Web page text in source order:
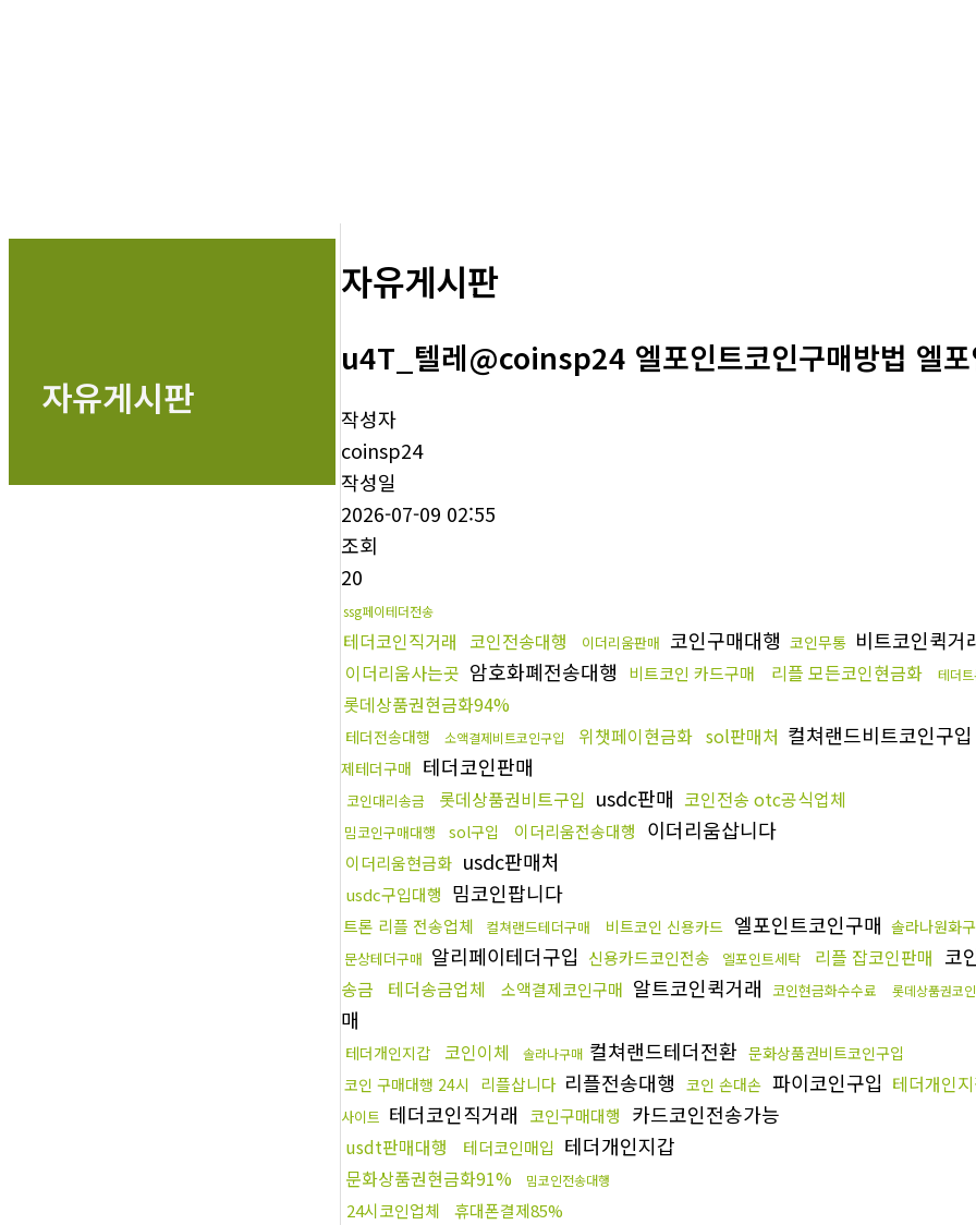
자유게시판
자유게시판
u4T_텔레@coinsp24 엘포인트코인구매방법 엘
작성자
coinsp24
작성일
2026-07-09 02:55
조회
20
ssg페이테더전송
테더코인직거래 코인전송대행 이더리움판매 코인구매대행 코인무통 비트코인퀵거
이더리움사는곳 암호화폐전송대행 비트코인 카드구매 리플 모든코인현금화 테더
롯데상품권현금화94%
테더전송대행 소액결제비트코인구입 위챗페이현금화 sol판매처 컬쳐랜드비트코인구입
제테더구매 테더코인판매
코인대리송금 롯데상품권비트구입 usdc판매 코인전송 otc공식업체
밈코인구매대행 sol구입 이더리움전송대행 이더리움삽니다
이더리움현금화 usdc판매처
usdc구입대행 밈코인팝니다
트론 리플 전송업체 컬쳐랜드테더구매 비트코인 신용카드 엘포인트코인구매 솔라나원화
문상테더구매 알리페이테더구입 신용카드코인전송 엘포인트세탁 리플 잡코인판매 코
송금
테더송금업체 소액결제코인구매 알트코인퀵거래 코인현금화수수료 롯데상품권코
매
테더개인지갑 코인이체 솔라나구매 컬쳐랜드테더전환 문화상품권비트코인구입
코인 구매대행 24시
리플삽니다 리플전송대행 코인 손대손 파이코인구입 테더개인
사이트 테더코인직거래 코인구매대행 카드코인전송가능
usdt판매대행 테더코인매입 테더개인지갑
문화상품권현금화91% 밈코인전송대행
24시코인업체 휴대폰결제85%